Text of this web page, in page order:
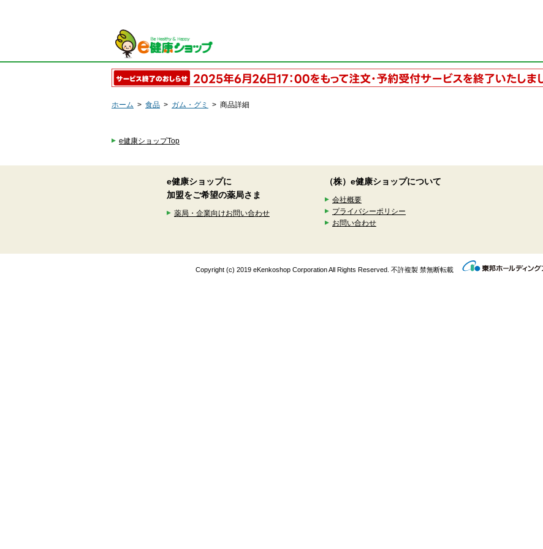
ホーム > 食品 > ガム・グミ > 商品詳細
e健康ショップTop
e健康ショップに
加盟をご希望の薬局さま
薬局・企業向けお問い合わせ
（株）e健康ショップについて
会社概要
プライバシーポリシー
お問い合わせ
Copyright (c) 2019 eKenkoshop Corporation All Rights Reserved. 不許複製 禁無断転載